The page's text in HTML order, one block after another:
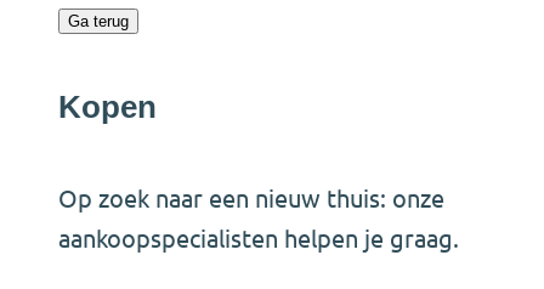
Ga terug
Kopen
Op zoek naar een nieuw thuis: onze
aankoopspecialisten helpen je graag.